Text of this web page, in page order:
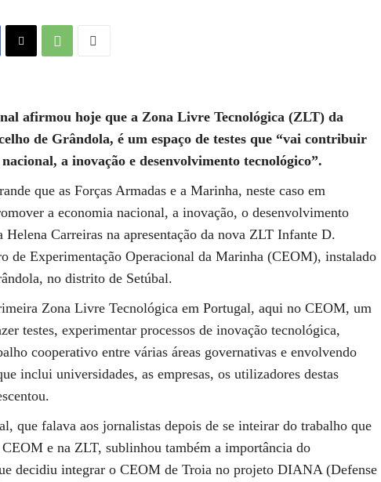
afirmou hoje que a Zona Livre Tecnológica (ZLT) da
de Grândola, é um espaço de testes que “vai contribuir
a inovação e desenvolvimento tecnológico”.
que as Forças Armadas e a Marinha, neste caso em
a economia nacional, a inovação, o desenvolvimento
Carreiras na apresentação da nova ZLT Infante D.
de Experimentação Operacional da Marinha (CEOM), instalado
no distrito de Setúbal.
Zona Livre Tecnológica em Portugal, aqui no CEOM, um
testes, experimentar processos de inovação tecnológica,
cooperativo entre várias áreas governativas e envolvendo
inclui universidades, as empresas, os utilizadores destas
que falava aos jornalistas depois de se inteirar do trabalho que
e na ZLT, sublinhou também a importância do
decidiu integrar o CEOM de Troia no projeto DIANA (Defense